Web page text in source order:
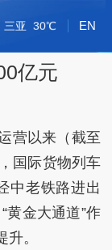
EN
河内 36℃
三沙 32℃
三亚 30℃
琼海 34℃
海口 32℃
加湾 34℃
金边 34℃
加达 34℃
万象 28℃
隆坡 35℃
尼拉 30℃
坡市 33℃
曼谷 33℃
比都 32℃
河内 36℃
三沙 32℃
亿元
营以来（截至
国际货物列车
中老铁路进出
黄金大通道”作
。